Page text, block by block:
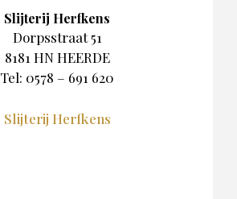
Slijterij Herfkens
Dorpsstraat 51
8181 HN HEERDE
Tel: 0578 – 691 620
Slijterij Herfkens